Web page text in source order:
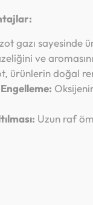
gazı sayesinde
ve
ürünlerin doğal
Uzun raf